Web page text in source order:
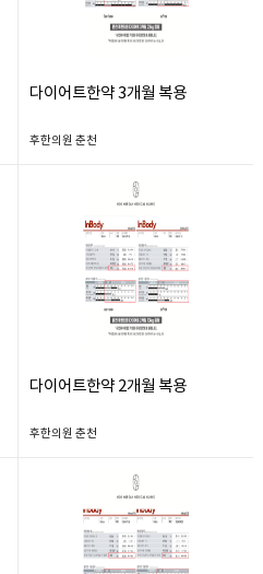
다이어트한약 3개월 복용
후한의원 춘천
다이어트한약 2개월 복용
후한의원 춘천